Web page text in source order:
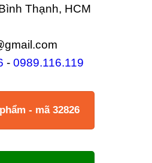
Thạnh, HCM
- 0989.116.119
- mã 32826